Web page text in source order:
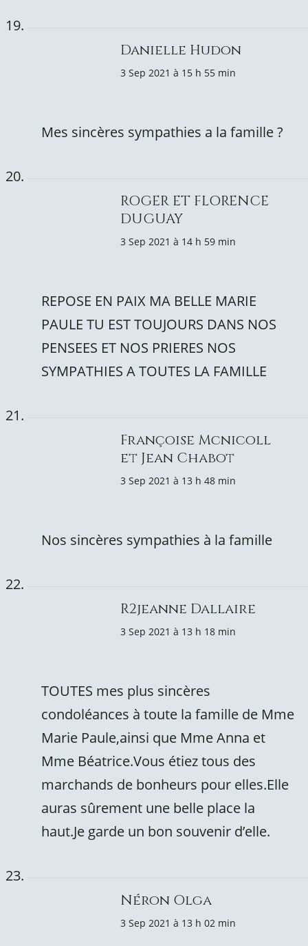
Danielle Hudon
3 Sep 2021 à 15 h 55 min
Mes sincères sympathies a la famille ?
ROGER ET FLORENCE
DUGUAY
3 Sep 2021 à 14 h 59 min
REPOSE EN PAIX MA BELLE MARIE
PAULE TU EST TOUJOURS DANS NOS
PENSEES ET NOS PRIERES NOS
SYMPATHIES A TOUTES LA FAMILLE
Françoise Mcnicoll
et Jean Chabot
3 Sep 2021 à 13 h 48 min
Nos sincères sympathies à la famille
R2jeanne Dallaire
3 Sep 2021 à 13 h 18 min
TOUTES mes plus sincères
condoléances à toute la famille de Mme
Marie Paule,ainsi que Mme Anna et
Mme Béatrice.Vous étiez tous des
marchands de bonheurs pour elles.Elle
auras sûrement une belle place la
haut.Je garde un bon souvenir d’elle.
Néron Olga
3 Sep 2021 à 13 h 02 min